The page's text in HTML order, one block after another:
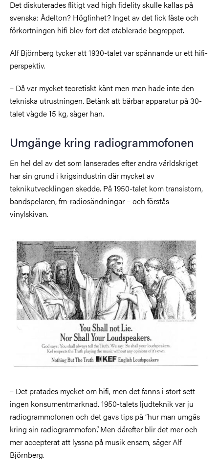
Det diskuterades flitigt vad high fidelity skulle kallas på
svenska: Ädelton? Högfinhet? Inget av det fick fäste och
förkortningen hifi blev fort det etablerade begreppet.
Alf Björnberg tycker att 1930-talet var spännande ur ett hifi-
perspektiv.
– Då var mycket teoretiskt känt men man hade inte den
tekniska utrustningen. Betänk att bärbar apparatur på 30-
talet vägde 15 kg, säger han.
Umgänge kring radiogrammofonen
En hel del av det som lanserades efter andra världskriget
har sin grund i krigsindustrin där mycket av
teknikutvecklingen skedde. På 1950-talet kom transistorn,
bandspelaren, fm-radiosändningar – och förstås
vinylskivan.
Bild
– Det pratades mycket om hifi, men det fanns i stort sett
ingen konsumentmarknad. 1950-talets ljudteknik var ju
radiogrammofonen och det gavs tips på ”hur man umgås
kring sin radiogrammofon”. Men därefter blir det mer och
mer accepterat att lyssna på musik ensam, säger Alf
Björnberg.